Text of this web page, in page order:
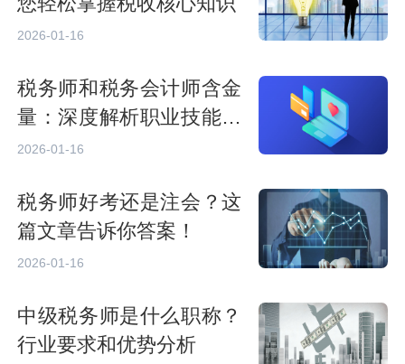
2026-01-16
税务师和税务会计师含金
量：深度解析职业技能要
求
2026-01-16
税务师好考还是注会？这
篇文章告诉你答案！
2026-01-16
中级税务师是什么职称？
行业要求和优势分析